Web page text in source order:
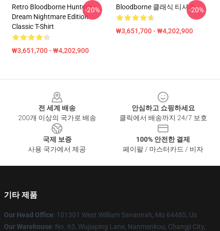
Retro Bloodborne Hunter's
Dream Nightmare Edition
Classic T-Shirt
₩3,651,700 - ₩4,202,900
-20% Bloodborne 클래식 티셔츠
₩3,651,700 - ₩4,202,900
-20%
전 세계 배송
200개 이상의 국가로 배송
안심하고 쇼핑하세요
클릭에서 배송까지 24/7 보호
국제 보증
사용 국가에서 제공
100% 안전한 결제
페이팔 / 마스터카드 / 비자
기타 제품
Our Head Office: 101301 West William Savannah, Mo 64485, Us
Our Warehouse: No. 63, Wujiaping Lane, Nanmenkou, Changji City,